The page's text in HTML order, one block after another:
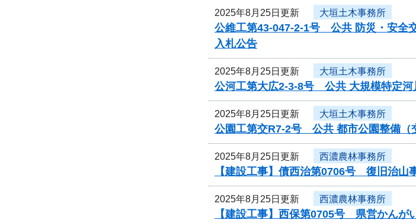
2025年8月25日更新 大垣土木事務所
公維工第43-047-2-1号 公共 防災・安全
入札公告
2025年8月25日更新 大垣土木事務所
公河工第大広2-3-8号 公共 大規模特定河
2025年8月25日更新 大垣土木事務所
公園工第交R7-2号 公共 都市公園整備
2025年8月25日更新 西濃農林事務所
【建設工事】債西治第0706号 復旧治
2025年8月25日更新 西濃農林事務所
【建設工事】西保第0705号 県営かん